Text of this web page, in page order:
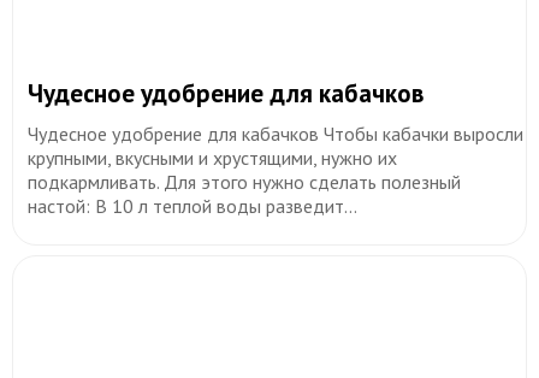
​Чудесное удобрение для кабачков
Чудесное удобрение для кабачков Чтобы кабачки выросли
крупными, вкусными и хрустящими, нужно их
подкармливать. Для этого нужно сделать полезный
настой: В 10 л теплой воды разведит...